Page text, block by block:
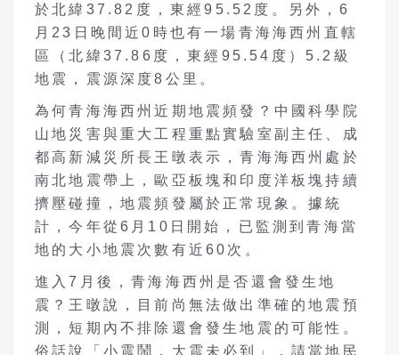
於北緯37.82度，東經95.52度。另外，6
月23日晚間近0時也有一場青海海西州直轄
區（北緯37.86度，東經95.54度）5.2級
地震，震源深度8公里。
為何青海海西州近期地震頻發？中國科學院
山地災害與重大工程重點實驗室副主任、成
都高新減災所長王暾表示，青海海西州處於
南北地震帶上，歐亞板塊和印度洋板塊持續
擠壓碰撞，地震頻發屬於正常現象。據統
計，今年從6月10日開始，已監測到青海當
地的大小地震次數有近60次。
進入7月後，青海海西州是否還會發生地
震？王暾說，目前尚無法做出準確的地震預
測，短期內不排除還會發生地震的可能性。
俗話說「小震鬧，大震未必到」，請當地民